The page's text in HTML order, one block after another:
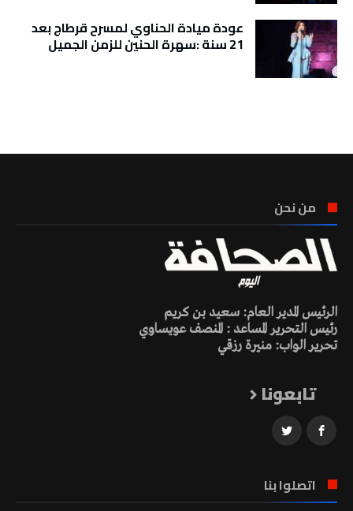
عودة ميادة الحناوي لمسرح قرطاج بعد
21 سنة :سهرة الحنين للزمن الجميل
من نحن
الرئيس المدير العام: سعيد بن كريم
رئيس التحرير المساعد : المنصف عويساوي
تحرير الواب: منيرة رزقي
تابعونا
اتصلوا بنا